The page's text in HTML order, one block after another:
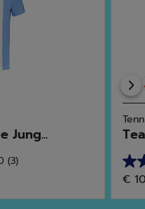
Jung...
(3)
5.0
von
5
€